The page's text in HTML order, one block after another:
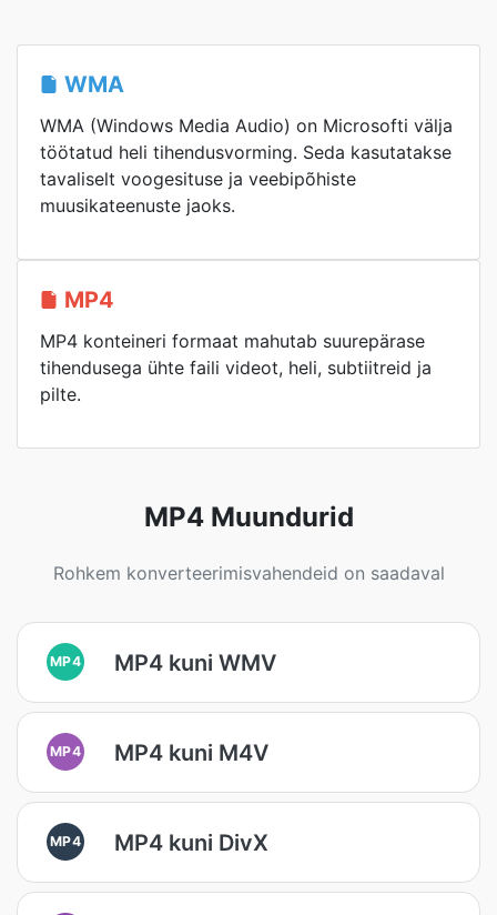
WMA
WMA (Windows Media Audio) on Microsofti välja
töötatud heli tihendusvorming. Seda kasutatakse
tavaliselt voogesituse ja veebipõhiste
muusikateenuste jaoks.
MP4
MP4 konteineri formaat mahutab suurepärase
tihendusega ühte faili videot, heli, subtiitreid ja
pilte.
MP4 Muundurid
Rohkem konverteerimisvahendeid on saadaval
MP4 MP4 kuni WMV
MP4 MP4 kuni M4V
MP4 MP4 kuni DivX